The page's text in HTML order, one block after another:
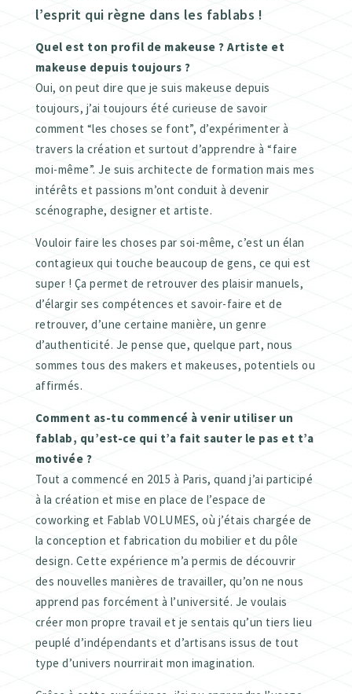
l’esprit qui règne dans les fablabs !
Quel est ton profil de makeuse ? Artiste et
makeuse depuis toujours ?
Oui, on peut dire que je suis makeuse depuis
toujours, j’ai toujours été curieuse de savoir
comment “les choses se font”, d’expérimenter à
travers la création et surtout d’apprendre à “faire
moi-même”. Je suis architecte de formation mais mes
intérêts et passions m’ont conduit à devenir
scénographe, designer et artiste.
Vouloir faire les choses par soi-même, c’est un élan
contagieux qui touche beaucoup de gens, ce qui est
super ! Ça permet de retrouver des plaisir manuels,
d’élargir ses compétences et savoir-faire et de
retrouver, d’une certaine manière, un genre
d’authenticité. Je pense que, quelque part, nous
sommes tous des makers et makeuses, potentiels ou
affirmés.
Comment as-tu commencé à venir utiliser un
fablab, qu’est-ce qui t’a fait sauter le pas et t’a
motivée ?
Tout a commencé en 2015 à Paris, quand j’ai participé
à la création et mise en place de l’espace de
coworking et Fablab VOLUMES, où j’étais chargée de
la conception et fabrication du mobilier et du pôle
design. Cette expérience m’a permis de découvrir
des nouvelles manières de travailler, qu’on ne nous
apprend pas forcément à l’université. Je voulais
créer mon propre travail et je sentais qu’un tiers lieu
peuplé d’indépendants et d’artisans issus de tout
type d’univers nourrirait mon imagination.